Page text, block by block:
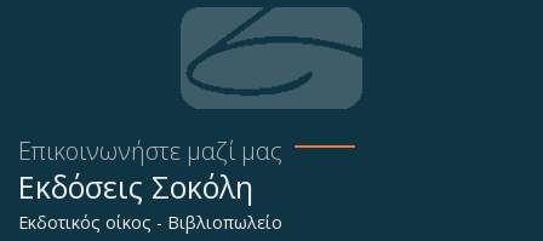
Επικοινωνήστε μαζί μας
Εκδόσεις Σοκόλη
Εκδοτικός οίκος - Βιβλιοπωλείο